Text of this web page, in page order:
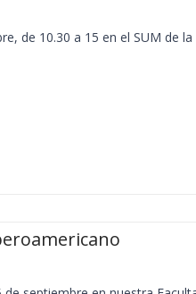
de 10.30 a 15 en el SUM de la